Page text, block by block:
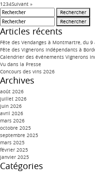
1234Suivant »
Rechercher
Rechercher
Articles récents
Fête des Vendanges à Montmartre, du
Fête des Vignerons Indépendants à
Calendrier des événements Vignerons
Vu dans la Presse
Concours des vins 2026
Archives
août 2026
juillet 2026
juin 2026
avril 2026
mars 2026
octobre 2025
septembre 2025
mars 2025
février 2025
janvier 2025
Catégories